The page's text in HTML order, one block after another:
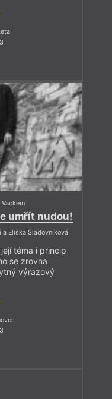
umřít nudou!
a Eliška Sladovníková
téma i princip
se zrovna
výrazový